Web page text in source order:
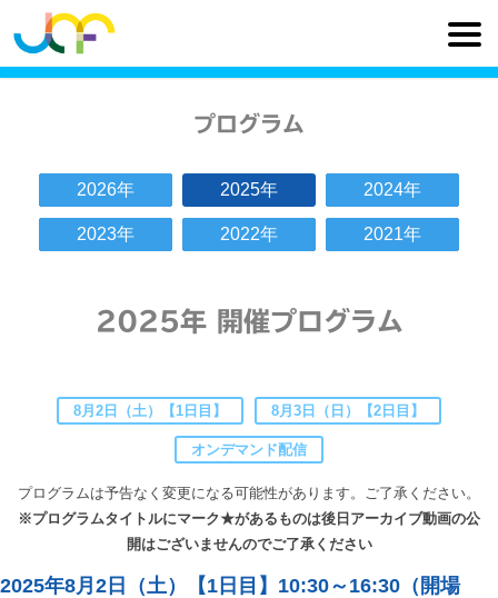
プログラム
2026年 2025年 2024年
2023年 2022年 2021年
2025年 開催プログラム
8月2日（土）【1日目】 8月3日（日）【2日目】
オンデマンド配信
プログラムは予告なく変更になる可能性があります。ご了承ください。
※プログラムタイトルにマーク★があるものは後日アーカイブ動画の公
開はございませんのでご了承ください
2025年8月2日（土）【1日目】10:30～16:30（開場